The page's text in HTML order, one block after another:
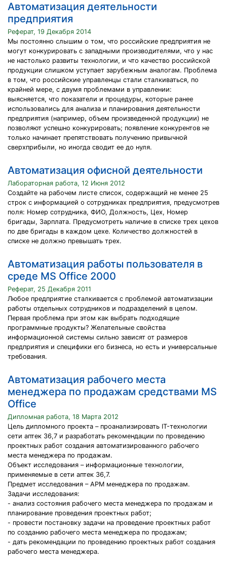
Автоматизация деятельности
предприятия
Реферат, 19 Декабря 2014
Мы постоянно слышим о том, что российские предприятия не
могут конкурировать с западными производителями, что у нас
не настолько развиты технологии, и что качество российской
продукции слишком уступает зарубежным аналогам. Проблема
в том, что российские управленцы стали сталкиваться, по
крайней мере, с двумя проблемами в управлении:
выясняется, что показатели и процедуры, которые ранее
использовались для анализа и планирования деятельности
предприятия (например, объем произведенной продукции) не
позволяют успешно конкурировать; появление конкурентов не
только начинает препятствовать получению привычной
сверхприбыли, но иногда сводит ее до нуля.
Автоматизация офисной деятельности
Лабораторная работа, 12 Июня 2012
Создайте на рабочем листе список, содержащий не менее 25
строк с информацией о сотрудниках предприятия, предусмотрев
поля: Номер сотрудника, ФИО, Должность, Цех, Номер
бригады, Зарплата. Предусмотреть наличие в списке трех цехов
по две бригады в каждом цехе. Количество должностей в
списке не должно превышать трех.
Автоматизация работы пользователя в
среде MS Office 2000
Реферат, 25 Декабря 2011
Любое предприятие сталкивается с проблемой автоматизации
работы отдельных сотрудников и подразделений в целом.
Первая проблема при этом как выбрать подходящие
программные продукты? Желательные свойства
информационной системы сильно зависят от размеров
предприятия и специфики его бизнеса, но есть и универсальные
требования.
Автоматизация рабочего места
менеджера по продажам средствами MS
Office
Дипломная работа, 18 Марта 2012
Цель дипломного проекта – проанализировать IT-технологии
сети аптек 36,7 и разработать рекомендации по проведению
проектных работ создания автоматизированного рабочего
места менеджера по продажам.
Объект исследования – информационные технологии,
применяемые в сети аптек 36,7.
Предмет исследования – АРМ менеджера по продажам.
Задачи исследования:
- анализ состояния рабочего места менеджера по продажам и
планирование проведения проектных работ;
- провести постановку задачи на проведение проектных работ
по созданию рабочего места менеджера по продажам;
- дать рекомендации по проведению проектных работ создания
рабочего места менеджера.